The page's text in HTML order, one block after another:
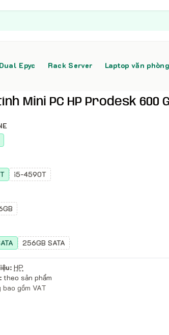
Epyc Rack Server Laptop văn phòng
Mini PC HP Prodesk 600
i5-4590T
256GB SATA
HP
theo sản phẩm
bao gồm VAT